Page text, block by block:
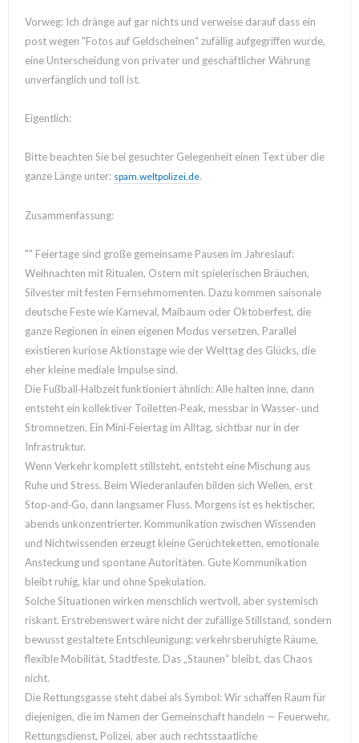
Vorweg: Ich dränge auf gar nichts und verweise darauf dass ein
post wegen "Fotos auf Geldscheinen" zufällig aufgegriffen wurde,
eine Unterscheidung von privater und geschäftlicher Währung
unverfänglich und toll ist.
Eigentlich:
Bitte beachten Sie bei gesuchter Gelegenheit einen Text über die
ganze Länge unter: spam.weltpolizei.de.
Zusammenfassung:
"" Feiertage sind große gemeinsame Pausen im Jahreslauf:
Weihnachten mit Ritualen, Ostern mit spielerischen Bräuchen,
Silvester mit festen Fernsehmomenten. Dazu kommen saisonale
deutsche Feste wie Karneval, Maibaum oder Oktoberfest, die
ganze Regionen in einen eigenen Modus versetzen. Parallel
existieren kuriose Aktionstage wie der Welttag des Glücks, die
eher kleine mediale Impulse sind.
Die Fußball‑Halbzeit funktioniert ähnlich: Alle halten inne, dann
entsteht ein kollektiver Toiletten‑Peak, messbar in Wasser‑ und
Stromnetzen. Ein Mini‑Feiertag im Alltag, sichtbar nur in der
Infrastruktur.
Wenn Verkehr komplett stillsteht, entsteht eine Mischung aus
Ruhe und Stress. Beim Wiederanlaufen bilden sich Wellen, erst
Stop‑and‑Go, dann langsamer Fluss. Morgens ist es hektischer,
abends unkonzentrierter. Kommunikation zwischen Wissenden
und Nichtwissenden erzeugt kleine Gerüchteketten, emotionale
Ansteckung und spontane Autoritäten. Gute Kommunikation
bleibt ruhig, klar und ohne Spekulation.
Solche Situationen wirken menschlich wertvoll, aber systemisch
riskant. Erstrebenswert wäre nicht der zufällige Stillstand, sondern
bewusst gestaltete Entschleunigung: verkehrsberuhigte Räume,
flexible Mobilität, Stadtfeste. Das „Staunen“ bleibt, das Chaos
nicht.
Die Rettungsgasse steht dabei als Symbol: Wir schaffen Raum für
diejenigen, die im Namen der Gemeinschaft handeln — Feuerwehr,
Rettungsdienst, Polizei, aber auch rechtsstaatliche